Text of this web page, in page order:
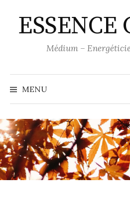
content
ESSENCE
Médium –
MENU